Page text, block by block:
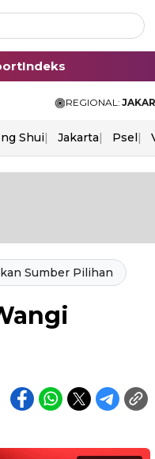
Indeks
REGIONAL:
Shui Jakarta Psel
Sumber Pilihan